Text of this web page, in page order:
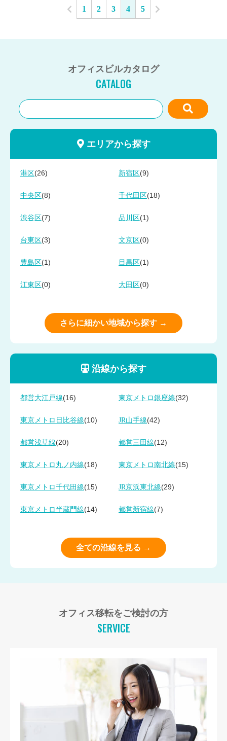
1 2 3 4 5
オフィスビルカタログ
CATALOG
エリアから探す
港区 (26) 新宿区 (9)
中央区 (8) 千代田区 (18)
渋谷区 (7) 品川区 (1)
台東区 (3) 文京区 (0)
豊島区 (1) 目黒区 (1)
江東区 (0) 大田区 (0)
さらに細かい地域から探す →
沿線から探す
都営大江戸線(16) 東京メトロ銀座線(32)
東京メトロ日比谷線(10) JR山手線(42)
都営浅草線(20) 都営三田線(12)
東京メトロ丸ノ内線(18) 東京メトロ南北線(15)
東京メトロ千代田線(15) JR京浜東北線(29)
東京メトロ半蔵門線(14) 都営新宿線(7)
全ての沿線を見る →
オフィス移転をご検討の方
SERVICE